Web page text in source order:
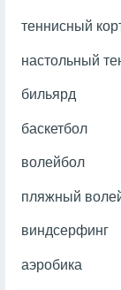
теннисный
настольный
бильярд
баскетбол
волейбол
пляжный
виндсерфинг
аэробика